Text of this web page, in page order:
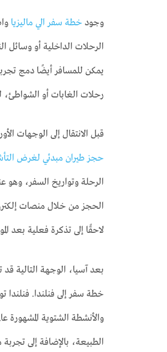
وجود خطة سفر الي ماليزيا
الرحلات الداخلية أو وسائل
يمكن للمسافر أيضًا دمج
رحلات الغابات أو الشواطئ،
قبل الانتقال إلى الوجهات
حجز طيران مبدئي لغرض
الرحلة وتواريخ السفر، وهو
الحجز من خلال منصات
لاحقًا إلى تذكرة فعلية بعد
بعد آسيا، الوجهة التالية
خطة سفر إلى فنلندا. فنلندا
والأنشطة الشتوية المشهورة
الطبيعة، بالإضافة إلى